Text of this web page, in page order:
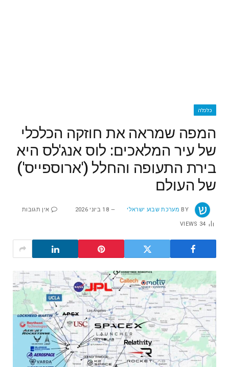
כלכלה
המפה שמראה את חוזקה הכלכלי
של עיר המלאכים: לוס אנג'לס היא
בירת התעופה והחלל ('ארוספייס')
של העולם
BY מערכת שבוע ישראלי 18 ביוני 2026 אין תגובות
34
VIEWS